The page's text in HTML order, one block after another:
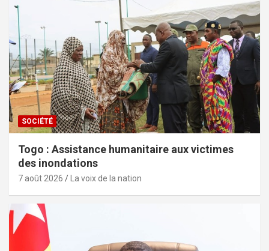
SOCIÉTÉ
Togo : Assistance humanitaire aux victimes
des inondations
7 août 2026 La voix de la nation